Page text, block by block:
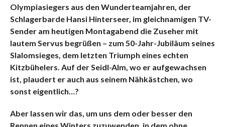
Olympiasiegers aus den Wunderteamjahren, der
Schlagerbarde Hansi Hinterseer, im gleichnamigen TV-
Sender am heutigen Montagabend die Zuseher mit
lautem Servus begrüßen – zum 50-Jahr-Jubiläum seines
Slalomsieges, dem letzten Triumph eines echten
Kitzbühelers. Auf der Seidl-Alm, wo er aufgewachsen
ist, plaudert er auch aus seinem Nähkästchen, wo
sonst eigentlich…?
Aber lassen wir das, um uns dem oder besser den
Rennen eines Winters zuzuwenden, in dem ohne